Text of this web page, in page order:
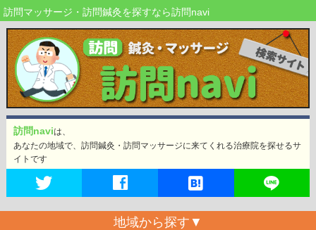
訪問マッサージ・訪問鍼灸を探すなら訪問navi
訪問naviは、
あなたの地域で、訪問鍼灸・訪問マッサージに来てくれる治療院を探せるサ
イトです
地域から探す ▼